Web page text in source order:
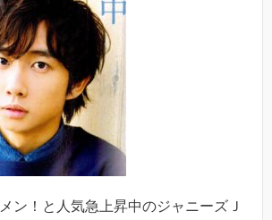
ン！と人気急上昇中のジャニーズＪ